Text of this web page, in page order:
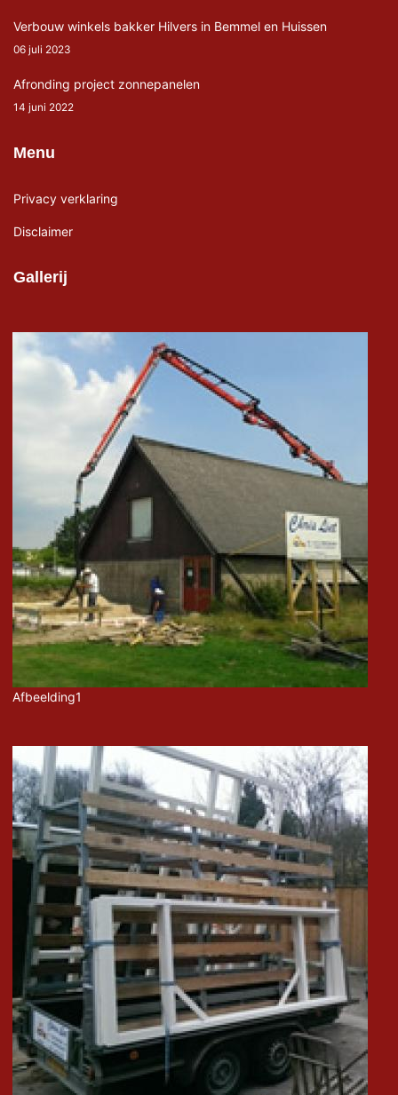
Verbouw winkels bakker Hilvers in Bemmel en Huissen
06 juli 2023
Afronding project zonnepanelen
14 juni 2022
Menu
Privacy verklaring
Disclaimer
Gallerij
Afbeelding1